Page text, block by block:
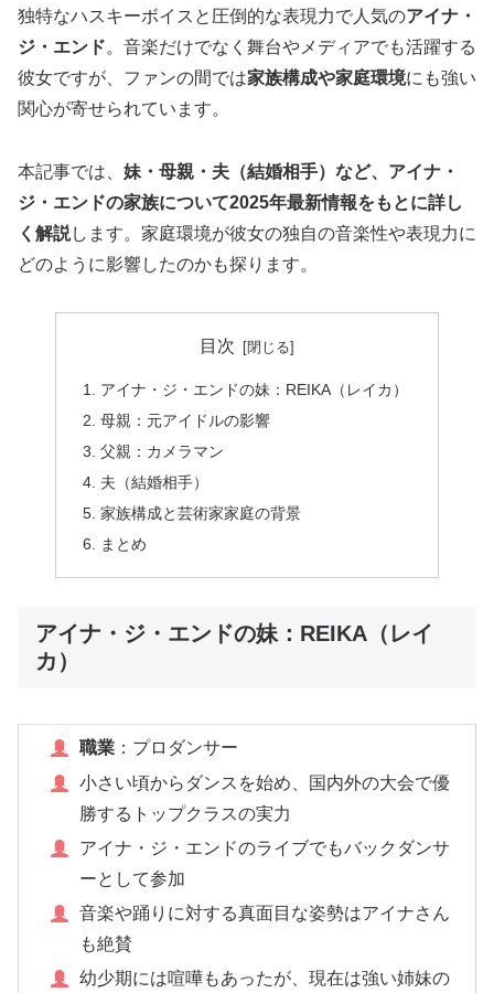
独特なハスキーボイスと圧倒的な表現力で人気のアイナ・
ジ・エンド。音楽だけでなく舞台やメディアでも活躍する
彼女ですが、ファンの間では家族構成や家庭環境にも強い
関心が寄せられています。
本記事では、 妹・母親・夫（結婚相手）など、アイナ・
ジ・エンドの家族について2025年最新情報をもとに詳し
く解説します。家庭環境が彼女の独自の音楽性や表現力に
どのように影響したのかも探ります。
目次
アイナ・ジ・エンドの妹：REIKA（レイカ）
母親：元アイドルの影響
父親：カメラマン
夫（結婚相手）
家族構成と芸術家家庭の背景
まとめ
アイナ・ジ・エンドの妹：REIKA（レイ
カ）
職業：プロダンサー
小さい頃からダンスを始め、国内外の大会で優
勝するトップクラスの実力
アイナ・ジ・エンドのライブでもバックダンサ
ーとして参加
音楽や踊りに対する真面目な姿勢はアイナさん
も絶賛
幼少期には喧嘩もあったが、現在は強い姉妹の